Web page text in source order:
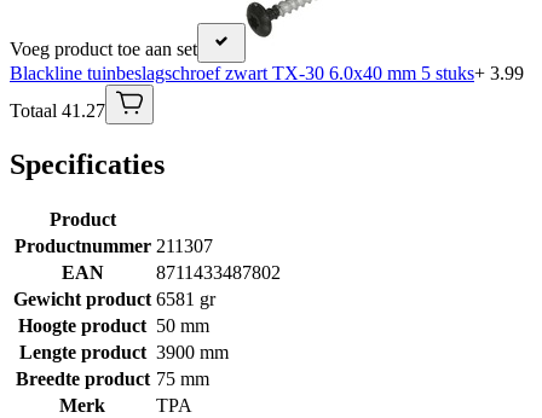
Voeg product toe aan set
Blackline tuinbeslagschroef zwart TX-30 6.0x40 mm 5 stuks+ 3.99
Totaal 41.27
Specificaties
Product
Productnummer 211307
EAN
8711433487802
Gewicht product 6581 gr
Hoogte product 50 mm
Lengte product 3900 mm
Breedte product 75 mm
Merk
TPA